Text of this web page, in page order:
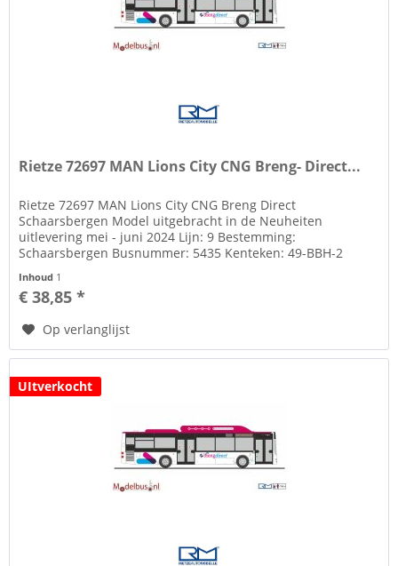
Rietze 72697 MAN Lions City CNG Breng- Direct...
Rietze 72697 MAN Lions City CNG Breng Direct
Schaarsbergen Model uitgebracht in de Neuheiten
uitlevering mei - juni 2024 Lijn: 9 Bestemming:
Schaarsbergen Busnummer: 5435 Kenteken: 49-BBH-2
Inhoud 1
€ 38,85 *
Op verlanglijst
UItverkocht